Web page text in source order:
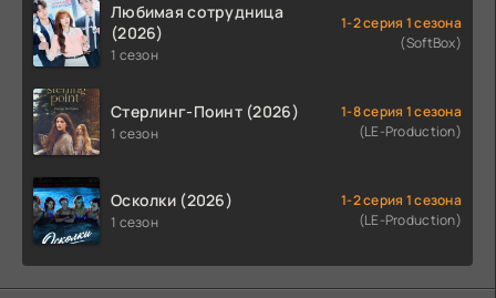
Любимая сотрудница
(2026)
1 сезон
1-2 серия 1 сезона
(SoftBox)
Стерлинг-Поинт (2026)
1 сезон
1-8 серия 1 сезона
(LE-Production)
Осколки (2026)
1 сезон
1-2 серия 1 сезона
(LE-Production)